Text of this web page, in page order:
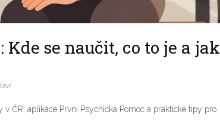
se naučit, co to je a jak
ČR, aplikace První Psychická Pomoc a praktické tipy pro